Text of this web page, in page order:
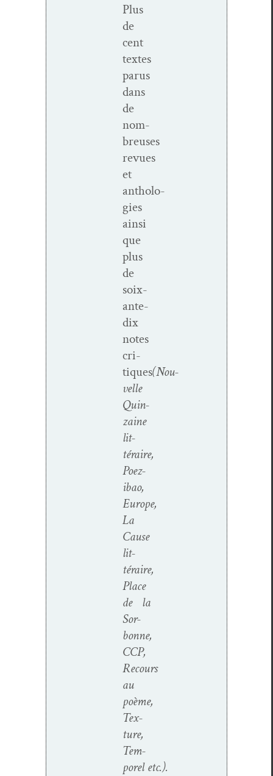
Plus
de
cent
textes
parus
dans
de
nom­
breuses
revues
et
antholo­
gies
ain­si
que
plus
de
soix­
ante-
dix
notes
cri­
tiques(Nou­
velle
Quin­
zaine
lit­
téraire,
Poez­
ibao,
Europe,
La
Cause
lit­
téraire,
Place
de la
Sor­
bonne,
CCP,
Recours
au
poème,
Tex­
ture,
Tem­
porel etc.).